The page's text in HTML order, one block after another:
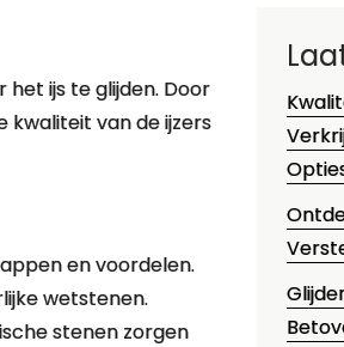
ijs te glijden. Door
kwaliteit van de ijzers
en voordelen.
wetstenen.
stenen zorgen